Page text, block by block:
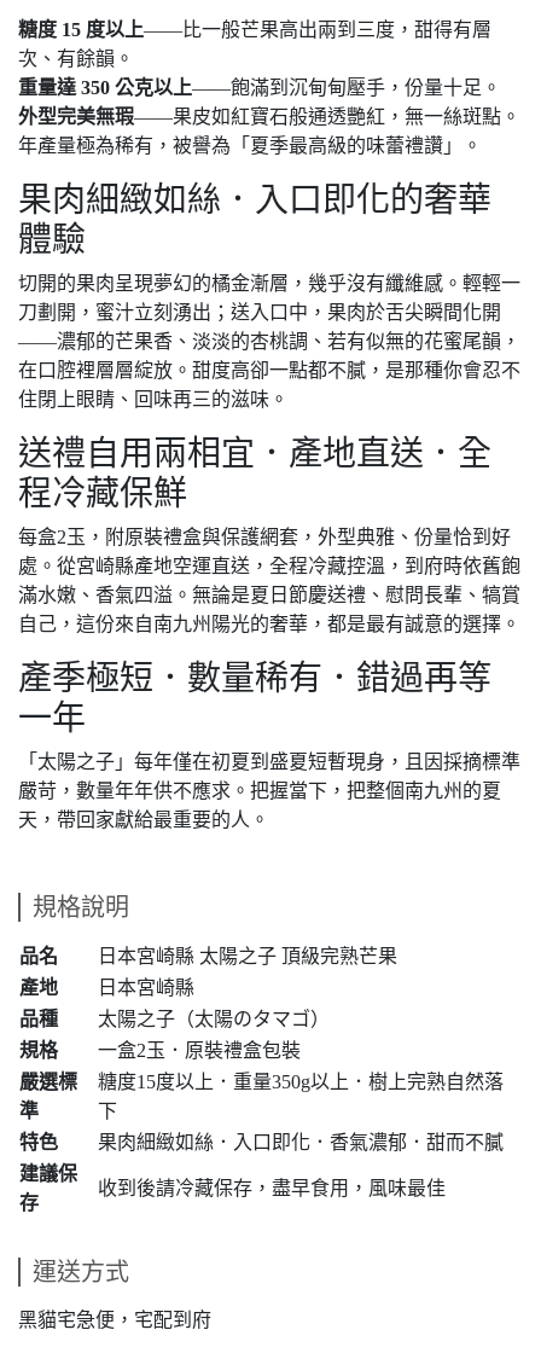
糖度 15 度以上——比一般芒果高出兩到三度，甜得有層
次、有餘韻。
重量達 350 公克以上——飽滿到沉甸甸壓手，份量十足。
外型完美無瑕——果皮如紅寶石般通透艷紅，無一絲斑點。
年產量極為稀有，被譽為「夏季最高級的味蕾禮讚」。
果肉細緻如絲．入口即化的奢華
體驗
切開的果肉呈現夢幻的橘金漸層，幾乎沒有纖維感。輕輕一
刀劃開，蜜汁立刻湧出；送入口中，果肉於舌尖瞬間化開
——濃郁的芒果香、淡淡的杏桃調、若有似無的花蜜尾韻，
在口腔裡層層綻放。甜度高卻一點都不膩，是那種你會忍不
住閉上眼睛、回味再三的滋味。
送禮自用兩相宜．產地直送．全
程冷藏保鮮
每盒2玉，附原裝禮盒與保護網套，外型典雅、份量恰到好
處。從宮崎縣產地空運直送，全程冷藏控溫，到府時依舊飽
滿水嫩、香氣四溢。無論是夏日節慶送禮、慰問長輩、犒賞
自己，這份來自南九州陽光的奢華，都是最有誠意的選擇。
產季極短．數量稀有．錯過再等
一年
「太陽之子」每年僅在初夏到盛夏短暫現身，且因採摘標準
嚴苛，數量年年供不應求。把握當下，把整個南九州的夏
天，帶回家獻給最重要的人。
規格說明
品名
日本宮崎縣 太陽之子 頂級完熟芒果
產地
日本宮崎縣
品種
太陽之子（太陽のタマゴ）
規格
一盒2玉．原裝禮盒包裝
嚴選標
準
糖度15度以上．重量350g以上．樹上完熟自然落
下
特色
果肉細緻如絲．入口即化．香氣濃郁．甜而不膩
建議保
存
收到後請冷藏保存，盡早食用，風味最佳
運送方式
黑貓宅急便，宅配到府